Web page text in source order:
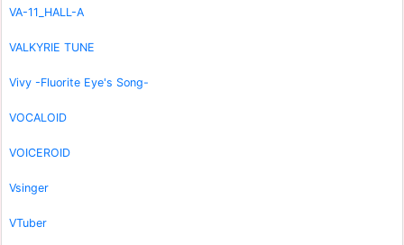
VA-11_HALL-A
VALKYRIE TUNE
Vivy -Fluorite Eye's Song-
VOCALOID
VOICEROID
Vsinger
VTuber